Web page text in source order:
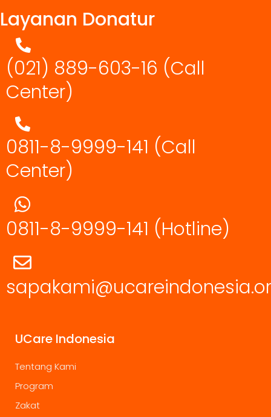
Layanan Donatur
(021) 889-603-16 (Call
Center)
0811-8-9999-141 (Call
Center)
0811-8-9999-141 (Hotline)
UCare Indonesia
Tentang Kami
Program
Zakat